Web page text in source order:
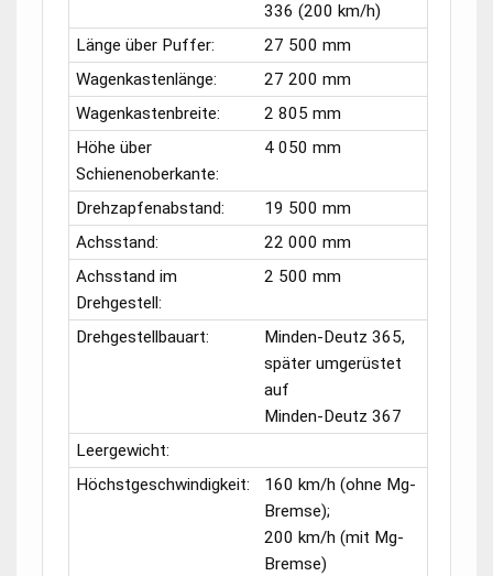
336 (200 km/h)
Länge über Puffer:
27 500 mm
Wagenkastenlänge:
27 200 mm
Wagenkastenbreite:
2 805 mm
Höhe über
Schienenoberkante:
4 050 mm
Drehzapfenabstand:
19 500 mm
Achsstand:
22 000 mm
Achsstand im
Drehgestell:
2 500 mm
Drehgestellbauart:
Minden-Deutz 365,
später umgerüstet
auf
Minden-Deutz 367
Leergewicht:
Höchstgeschwindigkeit:
160 km/h (ohne Mg-
Bremse);
200 km/h (mit Mg-
Bremse)